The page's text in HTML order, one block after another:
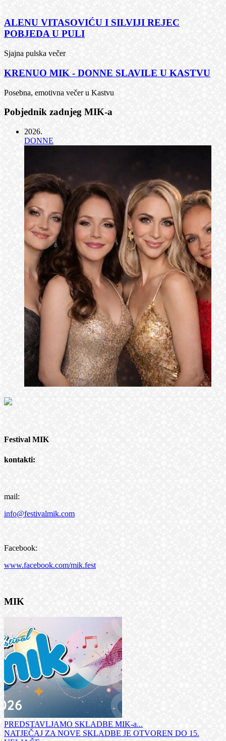
ALENU VITASOVIĆU I SILVIJI REJEC
POBJEDA U PULI
Sjajna pulska večer
KRENUO MIK - DONNE SLAVILE U KASTVU
Posebna, emotivna večer u Kastvu
Pobjednik zadnjeg MIK-a
2026.
DONNE
Festival MIK
kontakti:
mail:
info@festivalmik.com
Facebook:
www.facebook.com/mik.fest
MIK
PREDSTAVLJAMO SKLADBE MIK-a...
NATJEČAJ ZA NOVE SKLADBE JE OTVOREN DO 15.